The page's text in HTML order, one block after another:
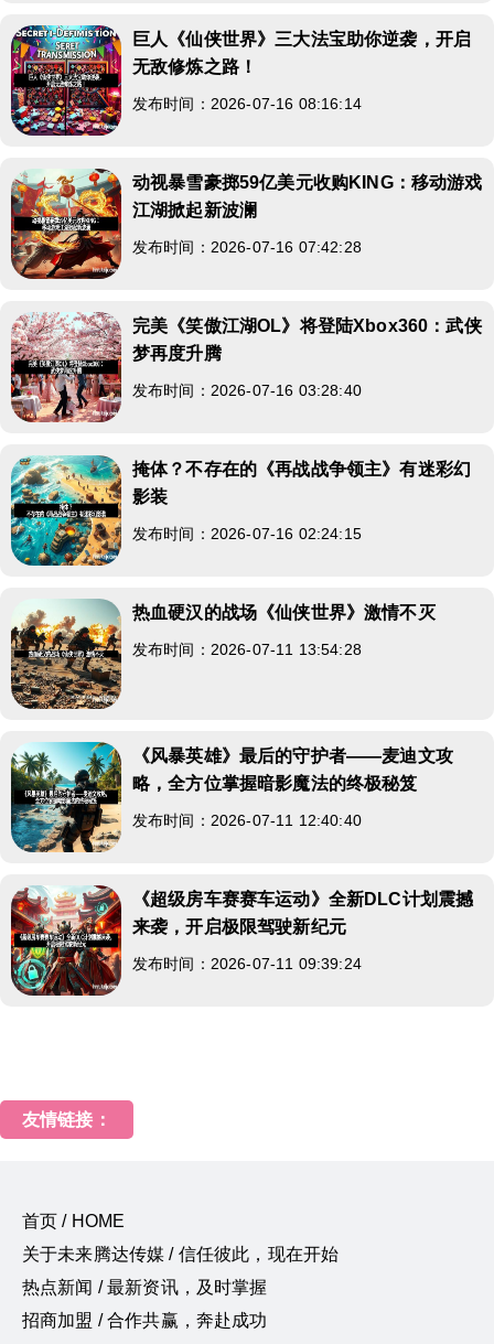
巨人《仙侠世界》三大法宝助你逆袭，开启
无敌修炼之路！
发布时间：2026-07-16 08:16:14
动视暴雪豪掷59亿美元收购KING：移动游戏
江湖掀起新波澜
发布时间：2026-07-16 07:42:28
完美《笑傲江湖OL》将登陆Xbox360：武侠
梦再度升腾
发布时间：2026-07-16 03:28:40
掩体？不存在的《再战战争领主》有迷彩幻
影装
发布时间：2026-07-16 02:24:15
热血硬汉的战场《仙侠世界》激情不灭
发布时间：2026-07-11 13:54:28
《风暴英雄》最后的守护者——麦迪文攻
略，全方位掌握暗影魔法的终极秘笈
发布时间：2026-07-11 12:40:40
《超级房车赛赛车运动》全新DLC计划震撼
来袭，开启极限驾驶新纪元
发布时间：2026-07-11 09:39:24
友情链接：
首页 / HOME
关于未来腾达传媒 / 信任彼此，现在开始
热点新闻 / 最新资讯，及时掌握
招商加盟 / 合作共赢，奔赴成功